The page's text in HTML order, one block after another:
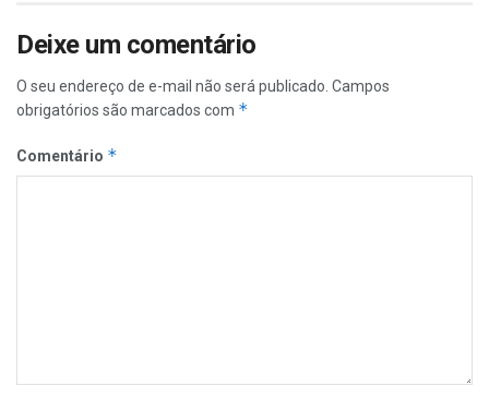
Deixe um comentário
O seu endereço de e-mail não será publicado. Campos
obrigatórios são marcados com *
Comentário *